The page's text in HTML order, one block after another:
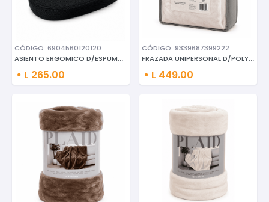
CÓDIGO: 6904560120120
ASIENTO ERGOMICO D/ESPUMA VISC
L 265.00
CÓDIGO: 9339687399222
FRAZADA UNIPERSONAL D/POLYESTE
L 449.00